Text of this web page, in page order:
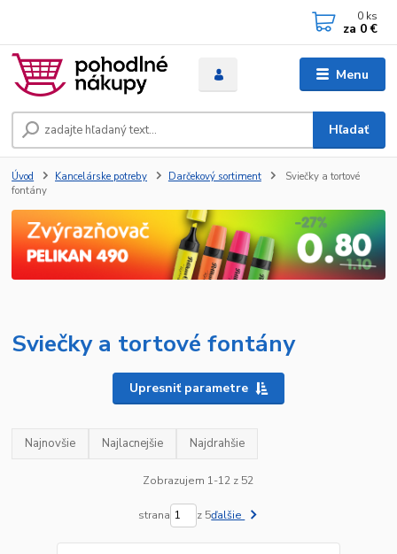
Menu
Hľadať
0 ks
za 0 €
Úvod Kancelárske potreby Darčekový sortiment
Sviečky a tortové
fontány
Sviečky a tortové fontány
Upresniť parametre
Najnovšie Najlacnejšie Najdrahšie
Zobrazujem 1-12 z 52
strana z 5ďalšie